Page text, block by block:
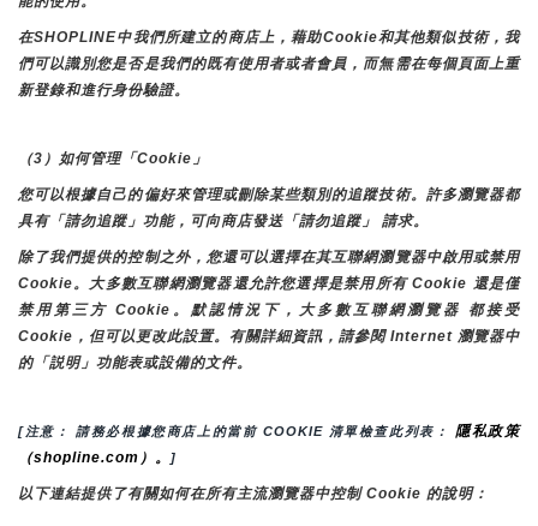
在SHOPLINE中我們所建立的商店上，藉助Cookie和其他類似技術，我
們可以識別您是否是我們的既有使用者或者會員，而無需在每個頁面上重
新登錄和進行身份驗證。
（3）如何管理「Cookie」
您可以根據自己的偏好來管理或刪除某些類別的追蹤技術。許多瀏覽器都
具有「請勿追蹤」功能，可向商店發送「請勿追蹤」 請求。
除了我們提供的控制之外，您還可以選擇在其互聯網瀏覽器中啟用或禁用
Cookie。大多數互聯網瀏覽器還允許您選擇是禁用所有 Cookie 還是僅
禁用第三方 Cookie。默認情況下，大多數互聯網瀏覽器 都接受
Cookie，但可以更改此設置。有關詳細資訊，請參閱 Internet 瀏覽器中
的「説明」功能表或設備的文件。
[注意： 請務必根據您商店上的當前 COOKIE 清單檢查此列表： 隱私政策
（shopline.com）。
]
以下連結提供了有關如何在所有主流瀏覽器中控制 Cookie 的說明：